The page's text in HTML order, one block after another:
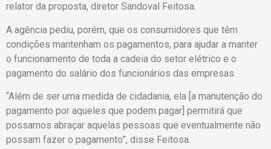
relator da proposta, diretor Sandoval Feitosa.
A agência pediu, porém, que os consumidores que têm
condições mantenham os pagamentos, para ajudar a manter
o funcionamento de toda a cadeia do setor elétrico e o
pagamento do salário dos funcionários das empresas.
“Além de ser uma medida de cidadania, ela [a manutenção do
pagamento por aqueles que podem pagar] permitirá que
possamos abraçar aquelas pessoas que eventualmente não
possam fazer o pagamento”, disse Feitosa.